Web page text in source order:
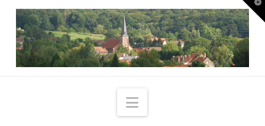
Navigation